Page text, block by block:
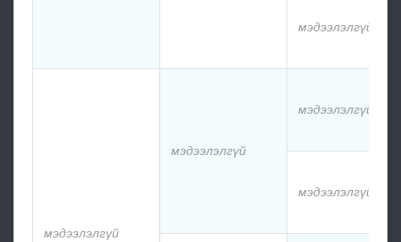
мэдээлэлгүй
мэдээлэлгүй
мэдээлэлгүй
мэдээлэлгүй
мэдээлэлгүй